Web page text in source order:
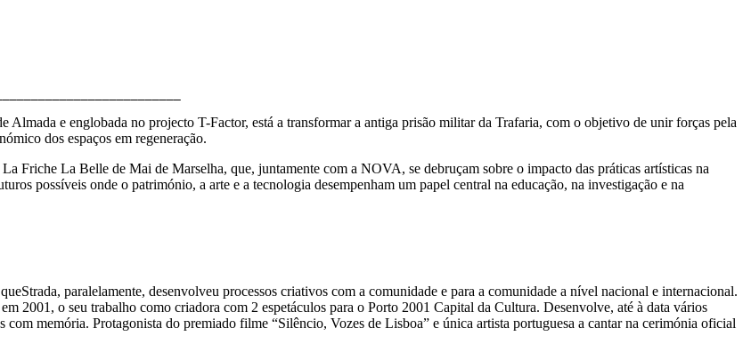
e englobada no projecto T-Factor, está a transformar a antiga prisão militar da Trafaria, com o objetivo de unir forças pela
dos espaços em regeneração.
Friche La Belle de Mai de Marselha, que, juntamente com a NOVA, se debruçam sobre o impacto das práticas artísticas na
possíveis onde o património, a arte e a tecnologia desempenham um papel central na educação, na investigação e na
paralelamente, desenvolveu processos criativos com a comunidade e para a comunidade a nível nacional e internacional.
2001, o seu trabalho como criadora com 2 espetáculos para o Porto 2001 Capital da Cultura. Desenvolve, até à data vários
com memória. Protagonista do premiado filme “Silêncio, Vozes de Lisboa” e única artista portuguesa a cantar na cerimónia oficial